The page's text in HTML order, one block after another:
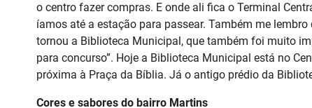
o centro fazer compras. E onde ali fica o Terminal
íamos até a estação para passear. Também me
tornou a Biblioteca Municipal, que também foi muito
para concurso”. Hoje a Biblioteca Municipal está no
próxima à Praça da Bíblia. Já o antigo prédio da
Cores e sabores do bairro Martins